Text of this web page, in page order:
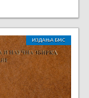
ИЗДАЊА БМС